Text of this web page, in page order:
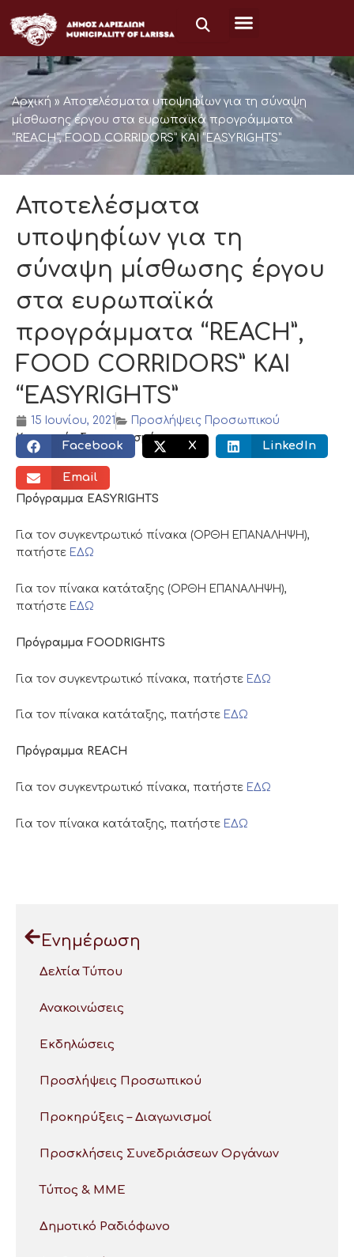
στο
περιεχόμενο
Αρχική » Αποτελέσματα υποψηφίων για τη σύναψη
μίσθωσης έργου στα ευρωπαϊκά προγράμματα
“REACH”, FOOD CORRIDORS” ΚΑΙ “EASYRIGHTS”
Αποτελέσματα
υποψηφίων για τη
σύναψη μίσθωσης έργου
στα ευρωπαϊκά
προγράμματα “REACH”,
FOOD CORRIDORS” ΚΑΙ
“EASYRIGHTS”
15 Ιουνίου, 2021
Προσλήψεις Προσωπικού
Κοινωνικός διαμοιρασμός:
Facebook X LinkedIn
Email
Πρόγραμμα EASYRIGHTS
Για τον συγκεντρωτικό πίνακα (ΟΡΘΗ ΕΠΑΝΑΛΗΨΗ),
πατήστε ΕΔΩ
Για τον πίνακα κατάταξης (ΟΡΘΗ ΕΠΑΝΑΛΗΨΗ),
πατήστε ΕΔΩ
Πρόγραμμα FOODRIGHTS
Για τον συγκεντρωτικό πίνακα, πατήστε ΕΔΩ
Για τον πίνακα κατάταξης, πατήστε ΕΔΩ
Πρόγραμμα REACH
Για τον συγκεντρωτικό πίνακα, πατήστε ΕΔΩ
Για τον πίνακα κατάταξης, πατήστε ΕΔΩ
Ενημέρωση
Δελτία Τύπου
Ανακοινώσεις
Εκδηλώσεις
Προσλήψεις Προσωπικού
Προκηρύξεις – Διαγωνισμοί
Προσκλήσεις Συνεδριάσεων Οργάνων
Τύπος & ΜΜΕ
Δημοτικό Ραδιόφωνο